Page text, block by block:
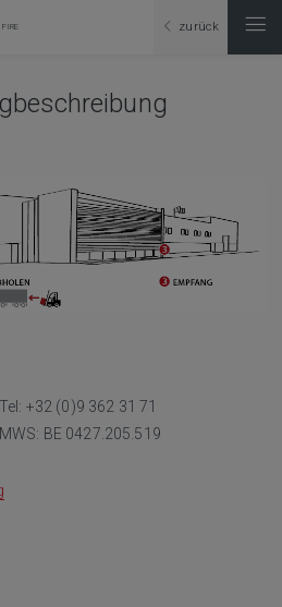
zurück
Tel: +32 (0)9 362 31 71
MWS: BE 0427.205.519